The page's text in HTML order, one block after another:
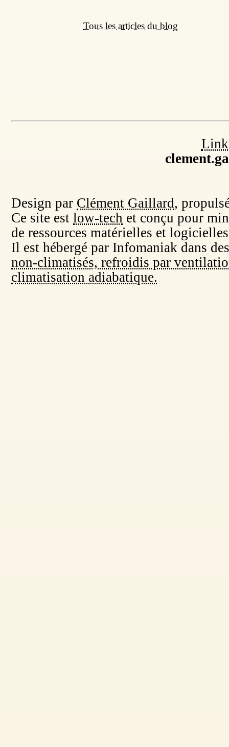
Tous les articles du blog
Design par Clément Gaillard,
Ce site estlow-tech et conçu pour
de ressources matérielles et
Il est hébergé par Infomaniak dans
non-climatisés, refroidis par
climatisation adiabatique.